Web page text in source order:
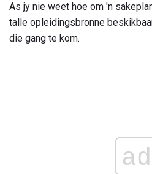
As jy nie weet hoe om 'n
talle opleidingsbronne
die gang te kom.
ad